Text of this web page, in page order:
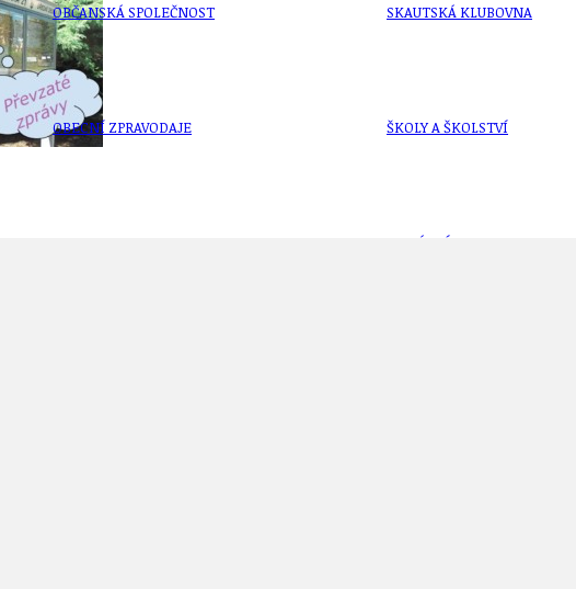
OBČANSKÁ SPOLEČNOST
OBECNÍ ZPRAVODAJE
SKAUTSKÁ KLUBOVNA
ŠKOLY A ŠKOLSTVÍ
SOCIÁLNÍ PROJEKTY A POMOC